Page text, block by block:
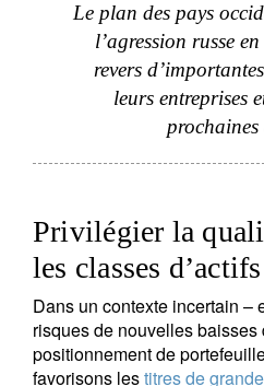
Le plan des pays
l’agression russe
revers
leurs entreprises
prochaines
Privilégier la
les classes d’actifs
Dans un contexte incertain –
risques de nouvelles baisses
positionnement de
favorisons lestitres de